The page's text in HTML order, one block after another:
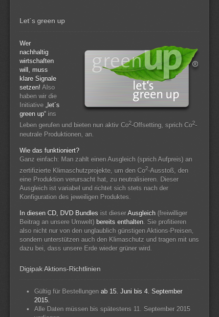
Let´s green up
Wer
nachhaltig
wirtschaften
will, muss
klare Signale
setzen! Also
haben wir die
Initiative „let´s
green up“ ins
Leben gerufen und bieten nun aktiv Co2-Offsetting, sprich Co2-
neutrale Produktionen, an.
Wie das funktioniert?
Ganz einfach: Man zahlt einen Ausgleich (sprich Aufpreis) an
zertifizierte Klimaschutzprojekte, um den Co2-Ausstoß, den
eine Produktion verursacht hat, zu neutralisieren. Dieser
Ausgleich ist variabel und richtet sich stets nach der
Konfiguration des jeweiligen Produktes.
In diesen CD, DVD Bundles ist dieser Ausgleich (freiwilliger
Beitrag an unsere Umwelt) bereits enthalten. Sie profitieren
also nicht nur von den unglaublich günstigen Aktions-Preisen,
sondern unterstützen auch den Klimaschutz und tragen mit uns
dazu bei, dass unsere Erde wieder grüner wird.
Digipak Aktions-Richtlinien
Gültig für Bestellungen ab 15. Juni bis 4. September
2015.
Alle Daten müssen bis spätestens 11. September 2015